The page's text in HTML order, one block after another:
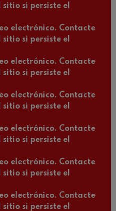
si persiste el
electrónico. Contacte
si persiste el
electrónico. Contacte
si persiste el
electrónico. Contacte
si persiste el
electrónico. Contacte
si persiste el
electrónico. Contacte
si persiste el
electrónico. Contacte
si persiste el